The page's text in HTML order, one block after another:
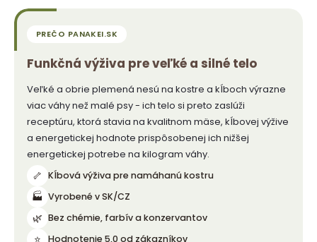
Funkčná výživa pre veľké a silné telo
Veľké a obrie plemená nesú na kostre a kĺboch výrazne
viac váhy než malé psy - ich telo si preto zaslúži
receptúru, ktorá stavia na kvalitnom mäse, kĺbovej výžive
a energetickej hodnote prispôsobenej ich nižšej
energetickej potrebe na kilogram váhy.
🦴 Kĺbová výživa pre namáhanú kostru
🏭 Vyrobené v SK/CZ
🌿 Bez chémie, farbív a konzervantov
Hodnotenie 5,0 od zákazníkov